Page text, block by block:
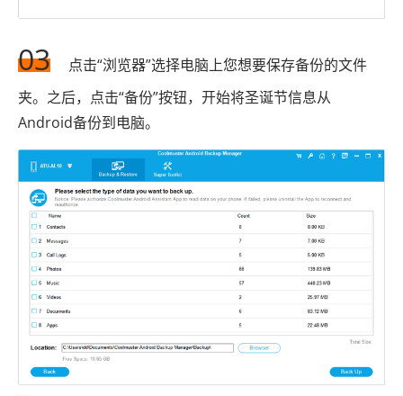
03
点击“浏览器”选择电脑上您想要保存备份的文件
夹。之后，点击“备份”按钮，开始将圣诞节信息从
Android备份到电脑。